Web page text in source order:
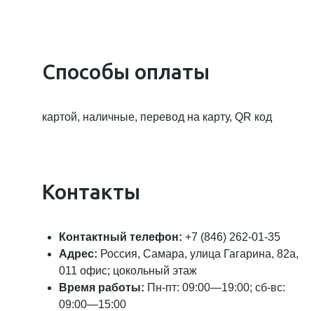
Способы оплаты
картой, наличные, перевод на карту, QR код
Контакты
Контактный телефон: +7 (846) 262-01-35
Адрес: Россия, Самара, улица Гагарина, 82а,
011 офис; цокольный этаж
Время работы: Пн-пт: 09:00—19:00; сб-вс:
09:00—15:00